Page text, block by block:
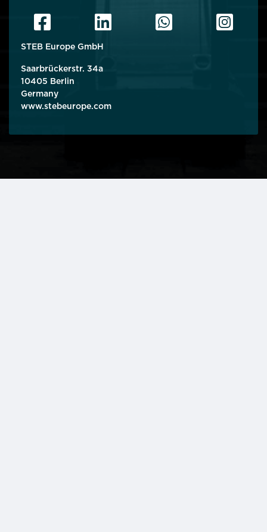
STEB Europe GmbH
Saarbrückerstr. 34a
10405 Berlin
Germany
www.stebeurope.com